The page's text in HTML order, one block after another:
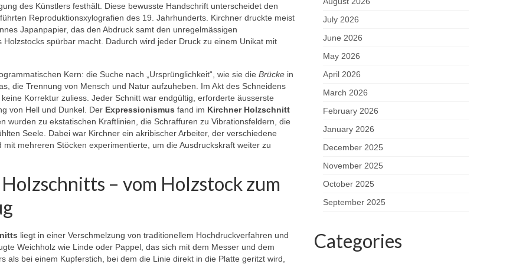
des Künstlers festhält. Diese bewusste Handschrift unterscheidet den
Reproduktionsxylografien des 19. Jahrhunderts. Kirchner druckte meist
Japanpapier, das den Abdruck samt den unregelmässigen
spürbar macht. Dadurch wird jeder Druck zu einem Unikat mit
Kern: die Suche nach „Ursprünglichkeit“, wie sie die Brücke in
die Trennung von Mensch und Natur aufzuheben. Im Akt des Schneidens
Korrektur zuliess. Jeder Schnitt war endgültig, erforderte äusserste
von Hell und Dunkel. Der Expressionismus fand im Kirchner Holzschnitt
wurden zu ekstatischen Kraftlinien, die Schraffuren zu Vibrationsfeldern, die
Seele. Dabei war Kirchner ein akribischer Arbeiter, der verschiedene
mehreren Stöcken experimentierte, um die Ausdruckskraft weiter zu
– vom Holzstock zum
liegt in einer Verschmelzung von traditionellem Hochdruckverfahren und
Weichholz wie Linde oder Pappel, das sich mit dem Messer und dem
als bei einem Kupferstich, bei dem die Linie direkt in die Platte geritzt wird,
July 2026
June 2026
May 2026
April 2026
March 2026
February 2026
January 2026
December 2025
November 2025
October 2025
September 2025
Categories